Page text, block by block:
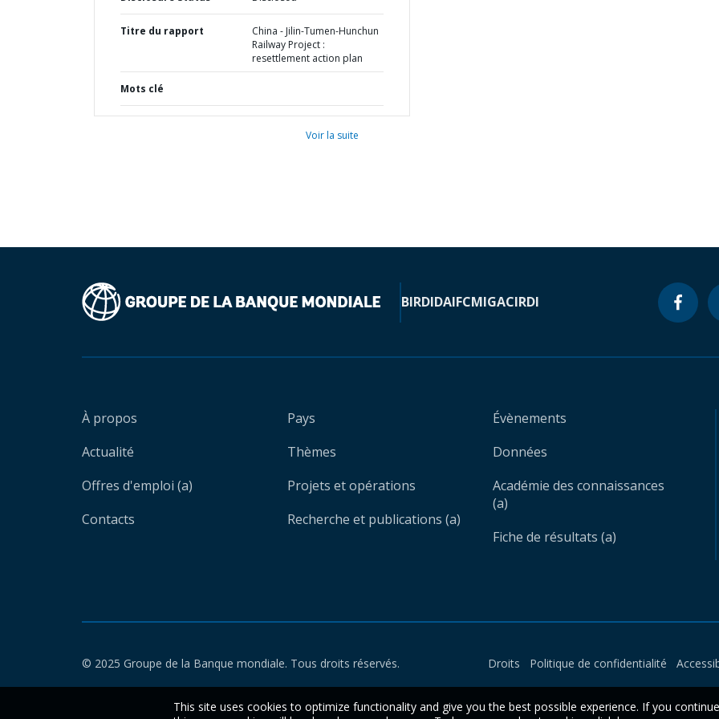
Titre du rapport
China - Jilin-Tumen-Hunchun
Railway Project :
resettlement action plan
Mots clé
Voir la suite
BIRDIDAIFCMIGACIRDI
À propos
Actualité
Offres d'emploi (a)
Contacts
Pays
Thèmes
Projets et opérations
Recherche et publications (a)
Évènements
Données
Académie des connaissances
(a)
Fiche de résultats (a)
© 2025 Groupe de la Banque mondiale. Tous droits réservés. Droits Politique de confidentialité
This site uses cookies to optimize functionality and give you the best possible experience. If you